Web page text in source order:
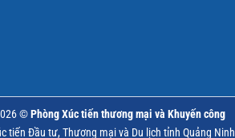
©Phòng Xúc tiến thương mại và Khuyến công
tiến Đầu tư, Thương mại và Du lịch tỉnh Quảng Ninh